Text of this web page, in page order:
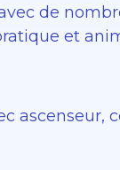
de
et
ascenseur,